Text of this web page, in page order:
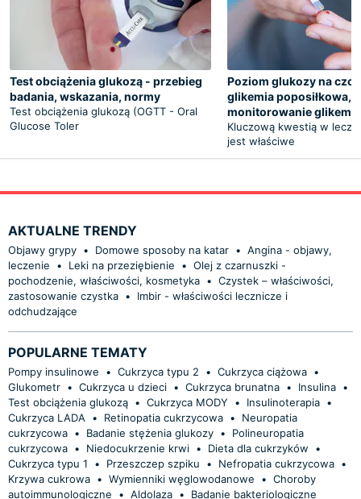
Test obciążenia glukozą - przebieg
badania, wskazania, normy
Test obciążenia glukozą (OGTT - Oral
Glucose Toler
Poziom glukozy na
glikemia poposiłkowa,
monitorowanie glikemii
Kluczową kwestią w
jest właściwe
AKTUALNE TRENDY
Objawy grypy • Domowe sposoby na katar • Angina - objawy,
leczenie
• Leki na przeziębienie • Olej z czarnuszki -
pochodzenie, właściwości, kosmetyka • Czystek – właściwości,
zastosowanie czystka •
Imbir - właściwości lecznicze i
odchudzające
POPULARNE TEMATY
Pompy insulinowe • Cukrzyca typu 2 • Cukrzyca ciążowa •
Glukometr • Cukrzyca u dzieci • Cukrzyca brunatna • Insulina •
Test obciążenia glukozą • Cukrzyca MODY • Insulinoterapia •
Cukrzyca LADA
• Retinopatia cukrzycowa •
Neuropatia
cukrzycowa • Badanie stężenia glukozy •
Polineuropatia
cukrzycowa • Niedocukrzenie krwi • Dieta dla cukrzyków
•
Cukrzyca typu 1
• Przeszczep szpiku • Nefropatia cukrzycowa •
Krzywa cukrowa • Wymienniki węglowodanowe • Choroby
autoimmunologiczne
• Aldolaza •
Badanie bakteriologiczne